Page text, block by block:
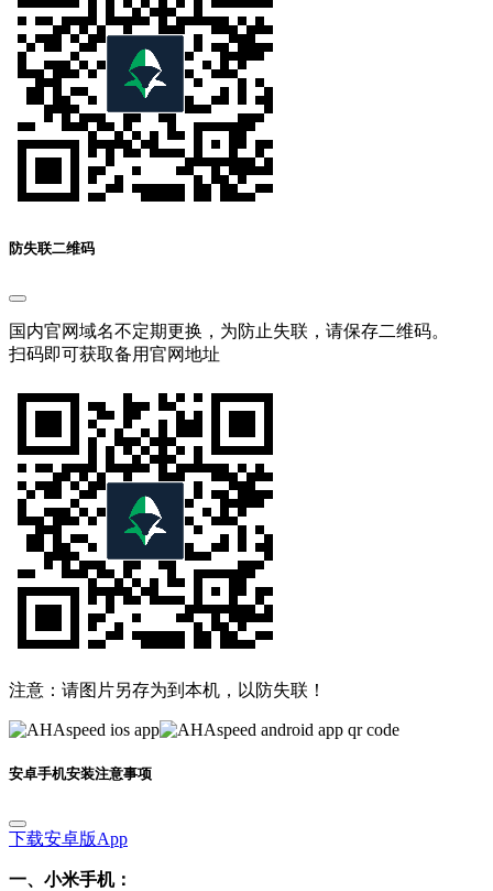
防失联二维码
国内官网域名不定期更换，为防止失联，请保存二维码。
扫码即可获取备用官网地址
注意：请图片另存为到本机，以防失联！
安卓手机安装注意事项
下载安卓版App
一、小米手机：